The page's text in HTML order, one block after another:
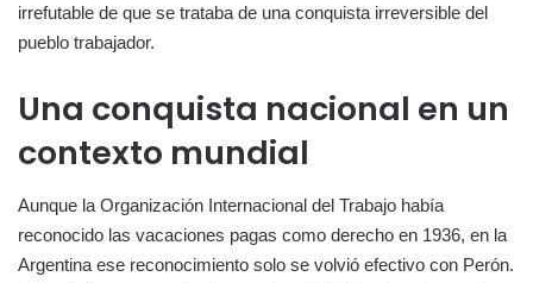
irrefutable de que se trataba de una conquista irreversible del
pueblo trabajador.
Una conquista nacional en un
contexto mundial
Aunque la Organización Internacional del Trabajo había
reconocido las vacaciones pagas como derecho en 1936, en la
Argentina ese reconocimiento solo se volvió efectivo con Perón.